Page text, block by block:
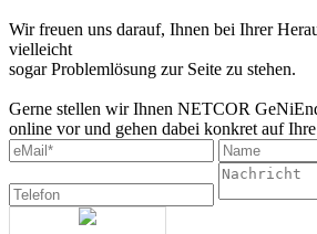
Wir freuen uns darauf, Ihnen bei Ihrer
vielleicht
sogar Problemlösung zur Seite zu stehen.
Gerne stellen wir Ihnen NETCOR
online vor und gehen dabei konkret auf